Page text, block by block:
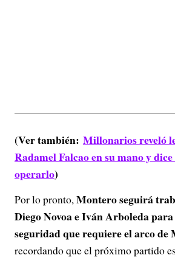
(Ver también: Millonarios reveló
Radamel Falcao en su mano y
operarlo)
Por lo pronto,Montero seguirá
Diego Novoa e Iván Arboleda
seguridad que requiere el arco
recordando que el próximo partido